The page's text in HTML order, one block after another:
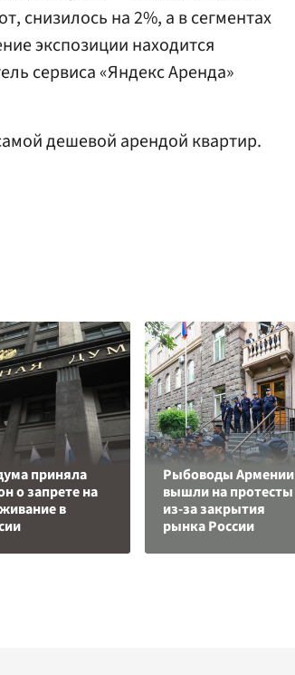
снизилось на 2%, а в сегментах
экспозиции находится
сервиса «Яндекс Аренда»
дешевой арендой квартир.
приняла
о запрете на
в
Рыбоводы Армении
вышли на протесты
из-за закрытия
рынка России